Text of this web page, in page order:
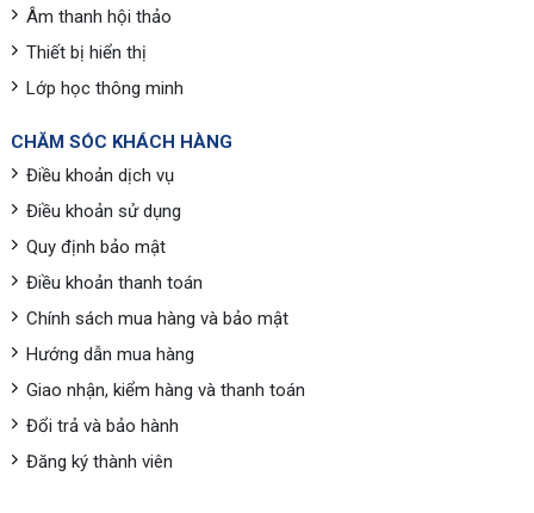
Âm thanh hội thảo
Thiết bị hiển thị
Lớp học thông minh
CHĂM SÓC KHÁCH HÀNG
Điều khoản dịch vụ
Điều khoản sử dụng
Quy định bảo mật
Điều khoản thanh toán
Chính sách mua hàng và bảo mật
Hướng dẫn mua hàng
Giao nhận, kiểm hàng và thanh toán
Đổi trả và bảo hành
Đăng ký thành viên